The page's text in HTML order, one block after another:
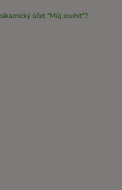
účet "Můj zoohit"?